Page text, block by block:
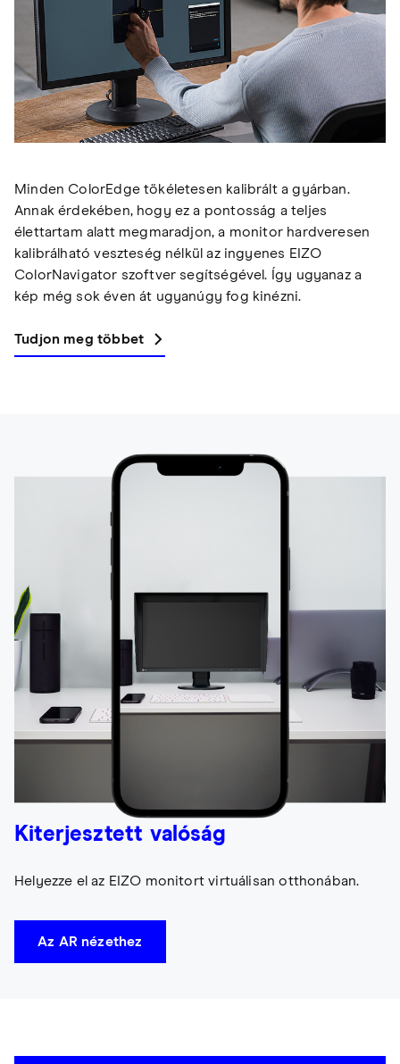
Minden ColorEdge tökéletesen kalibrált a gyárban.
Annak érdekében, hogy ez a pontosság a teljes
élettartam alatt megmaradjon, a monitor hardveresen
kalibrálható veszteség nélkül az ingyenes EIZO
ColorNavigator szoftver segítségével. Így ugyanaz a
kép még sok éven át ugyanúgy fog kinézni.
Tudjon meg többet
Kiterjesztett valóság
Helyezze el az EIZO monitort virtuálisan otthonában.
Az AR nézethez